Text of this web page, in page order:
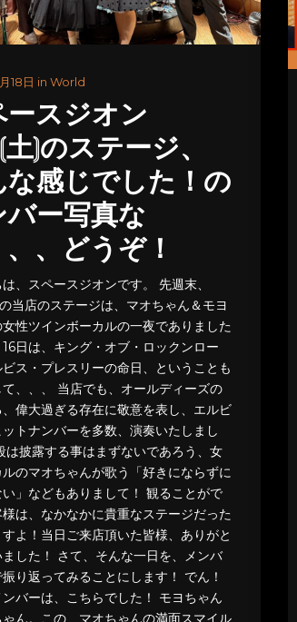
18日 in World
ースジオン
土)のステージ、
な感じでした！の
バー写真な
、、どうぞ！
、スペースジオンです。 先週末、
当店のステージは、マオちゃん＆モヨ
性ツインボーカルの一夜でありました
日は、キング・オブ・ロックンロー
ス・プレスリーの命日、ということも
、、、 当店でも、オールディーズの
偉大過ぎる存在に敬意を表し、エルビ
トナンバーを多数、演奏いたしまし
は披露する事はまずないであろう、女
のマオちゃんが歌う「好きにならずに
」などもありまして！ 観ることがで
様は、なかなかに貴重なステージだった
すよ！当日ご来店頂いた皆様、ありがと
ました！ さて、そんな一日を、メンバ
り返ってみることにします！ でん！
バーは、こちらでした！ モヨちゃん